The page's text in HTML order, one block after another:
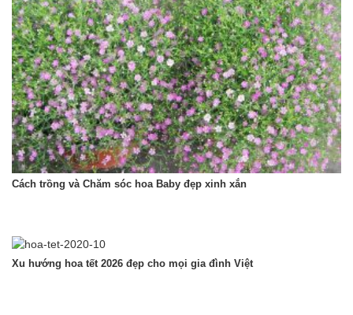
Cách trồng và Chăm sóc hoa Baby đẹp xinh xắn
Xu hướng hoa tết 2026 đẹp cho mọi gia đình Việt